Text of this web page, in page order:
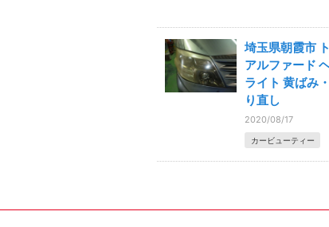
埼玉県朝霞市
アルファード
ライト 黄ばみ
り直し
2020/08/17
カービューティー